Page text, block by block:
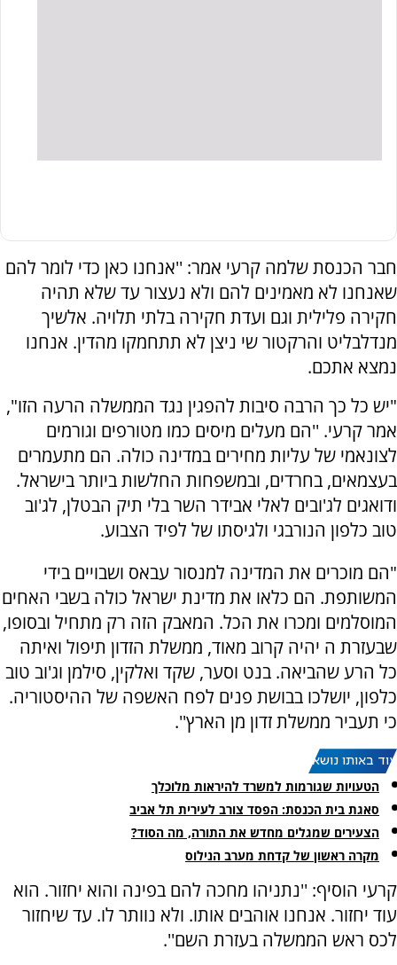
חבר הכנסת שלמה קרעי אמר: ''אנחנו כאן כדי לומר להם
שאנחנו לא מאמינים להם ולא נעצור עד שלא תהיה
חקירה פלילית וגם ועדת חקירה בלתי תלויה. אלשיך
מנדלבליט והרקטור שי ניצן לא תתחמקו מהדין. אנחנו
נמצא אתכם.
"יש כל כך הרבה סיבות להפגין נגד הממשלה הרעה הזו",
אמר קרעי. ''הם מעלים מיסים כמו מטורפים וגורמים
לצונאמי של עליות מחירים במדינה כולה. הם מתעמרים
בעצמאים, בחרדים, ובמשפחות החלשות ביותר בישראל.
ודואגים לג'ובים לאלי אבידר השר בלי תיק הבטלן, לג'וב
טוב כלפון הנורבגי ולגיסתו של לפיד הצבוע.
"הם מוכרים את המדינה למנסור עבאס ושבויים בידי
המשותפת. הם כלאו את מדינת ישראל כולה בשבי האחים
המוסלמים ומכרו את הכל. המאבק הזה רק מתחיל ובסופו,
שבעזרת ה יהיה קרוב מאוד, ממשלת הזדון תיפול ואיתה
כל הרע שהביאה. בנט וסער, שקד ואלקין, סילמן וג'וב טוב
כלפון, יושלכו בבושת פנים לפח האשפה של ההיסטוריה.
כי תעביר ממשלת זדון מן הארץ''.
עוד באותו נושא:
הטעויות שגורמות למשרד להיראות מלוכלך
סאגת בית הכנסת: הפסד צורב לעירית תל אביב
הצעירים שמגלים מחדש את התורה, מה הסוד?
מקרה ראשון של קדחת מערב הנילוס
קרעי הוסיף: ''נתניהו מחכה להם בפינה והוא יחזור. הוא
עוד יחזור. אנחנו אוהבים אותו. ולא נוותר לו. עד שיחזור
לכס ראש הממשלה בעזרת השם''.